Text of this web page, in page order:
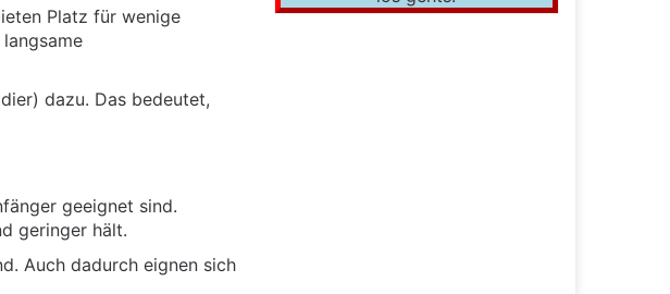
Platz für wenige
dazu. Das bedeutet,
geeignet sind.
geringer hält.
Auch dadurch eignen sich